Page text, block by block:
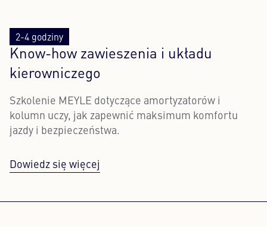
2-4 godziny
Know-how zawieszenia i układu
kierowniczego
Szkolenie MEYLE dotyczące amortyzatorów i
kolumn uczy, jak zapewnić maksimum komfortu
jazdy i bezpieczeństwa.
Dowiedz się więcej